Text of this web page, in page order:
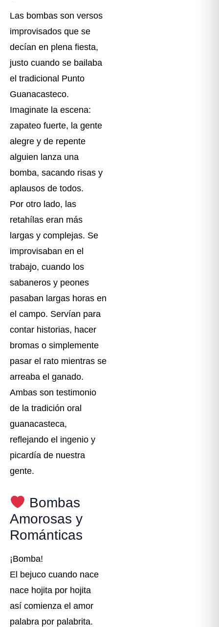
Las bombas son versos
improvisados que se
decían en plena fiesta,
justo cuando se bailaba
el tradicional Punto
Guanacasteco.
Imaginate la escena:
zapateo fuerte, la gente
alegre y de repente
alguien lanza una
bomba, sacando risas y
aplausos de todos.
Por otro lado, las
retahílas eran más
largas y complejas. Se
improvisaban en el
trabajo, cuando los
sabaneros y peones
pasaban largas horas en
el campo. Servían para
contar historias, hacer
bromas o simplemente
pasar el rato mientras se
arreaba el ganado.
Ambas son testimonio
de la tradición oral
guanacasteca,
reflejando el ingenio y
picardía de nuestra
gente.
Bombas
Amorosas y
Románticas
¡Bomba!
El bejuco cuando nace
nace hojita por hojita
así comienza el amor
palabra por palabrita.